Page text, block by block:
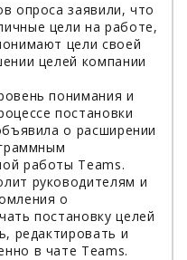
опроса заявили, что
цели на работе,
цели своей
целей компании
понимания и
постановки
о расширении
работы Teams.
руководителям и
о
постановку целей
редактировать и
в чате Teams.